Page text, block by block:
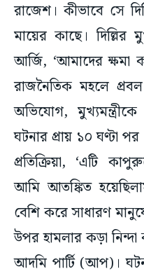
রাজেশ। কীভাবে সে
মায়ের কাছে। দিল্লির
আর্জি, ‘আমাদের ক্ষমা
রাজনৈতিক মহলে
অভিযোগ,
ঘটনার প্রায় ১০ ঘণ্টা পর
প্রতিক্রিয়া, ‘এটি
আমি আতঙ্কিত
বেশি করে সাধারণ
উপর হামলার কড়া
আদমি পার্টি (আপ)।